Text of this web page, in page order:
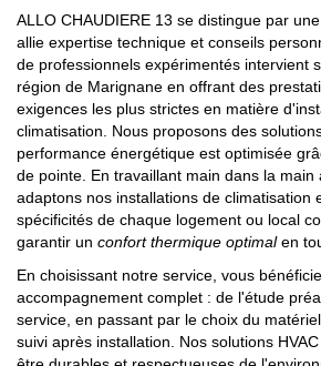
ALLO CHAUDIERE 13 se distingue par
allie expertise technique et conseils
de professionnels expérimentés intervient
région de Marignane en offrant des
exigences les plus strictes en matière
climatisation. Nous proposons des
performance énergétique est optimisée
de pointe. En travaillant main dans la main
adaptons nos installations de climatisation
spécificités de chaque logement ou local
garantir un confort thermique optimalen
En choisissant notre service, vous
accompagnement complet : de l'étude
service, en passant par le choix du
suivi après installation. Nos solutions